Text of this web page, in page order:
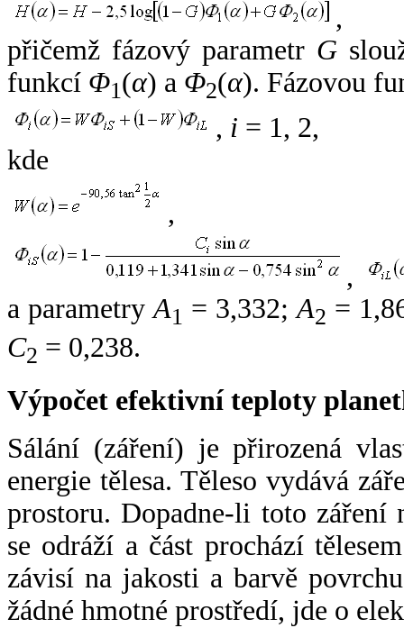
,
přičemž fázový parametr G
funkcí Φ1(α) a Φ2(α). Fázovou
, i = 1, 2,
kde
,
,
a parametryA1 = 3,332;A2 =
C2 = 0,238.
Výpočet efektivní teploty
Sálání (záření) je přirozená
energie tělesa. Těleso vydává
prostoru. Dopadne-li toto záření
se odráží a část prochází
závisí na jakosti a barvě
žádné hmotné prostředí, jde o